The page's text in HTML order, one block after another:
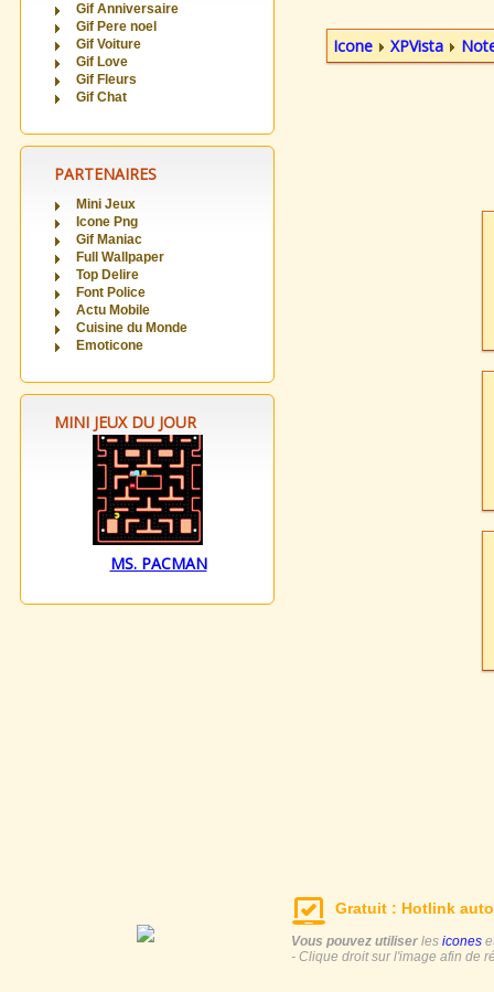
Gif Anniversaire
Gif Pere noel
Gif Voiture
Gif Love
Gif Fleurs
Gif Chat
PARTENAIRES
Mini Jeux
Icone Png
Gif Maniac
Full Wallpaper
Top Delire
Font Police
Actu Mobile
Cuisine du Monde
Emoticone
MINI JEUX DU JOUR
MS. PACMAN
Icone XPVista
Gratuit : Hotlink
Vous pouvez utiliser les icones
- Clique droit sur l'image afin de